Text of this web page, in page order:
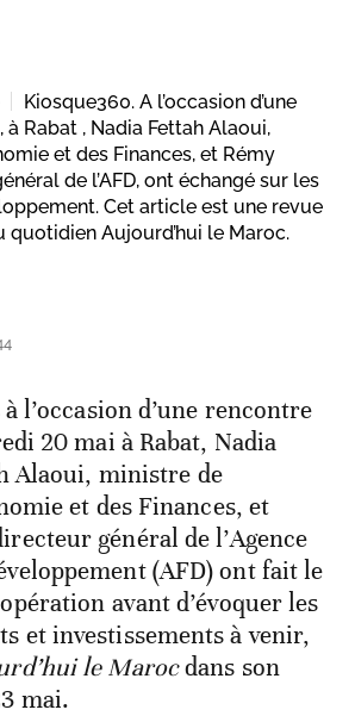
Kiosque360. A l’occasion d’une
à Rabat , Nadia Fettah Alaoui,
et des Finances, et Rémy
de l’AFD, ont échangé sur les
Cet article est une revue
quotidien Aujourd’hui le Maroc.
l’occasion d’une rencontre
20 mai à Rabat, Nadia
Alaoui, ministre de
et des Finances, et
général de l’Agence
(AFD) ont fait le
avant d’évoquer les
et investissements à venir,
le Marocdans son
mai.